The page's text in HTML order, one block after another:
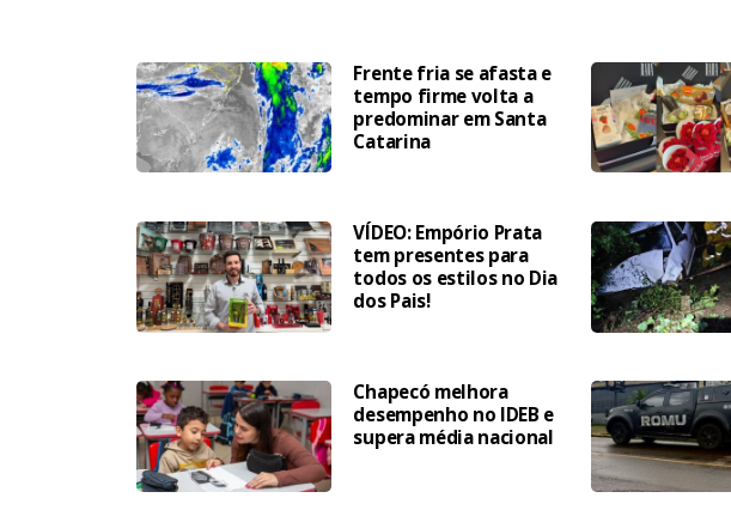
Frente fria se afasta e
tempo firme volta a
predominar em Santa
Catarina
VÍDEO: Empório Prata
tem presentes para
todos os estilos no Dia
dos Pais!
Chapecó melhora
desempenho no IDEB e
supera média nacional